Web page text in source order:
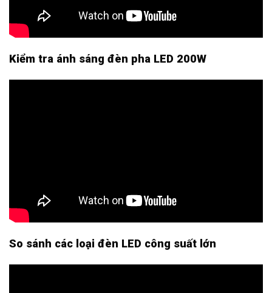
Kiểm tra ánh sáng đèn pha LED 200W
So sánh các loại đèn LED công suất lớn